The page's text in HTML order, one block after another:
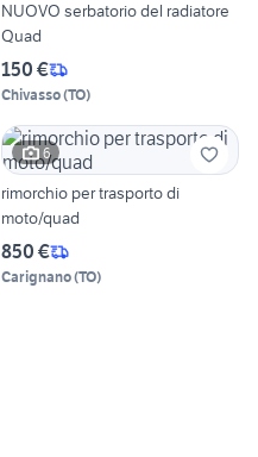
NUOVO serbatorio del radiatore
Quad
150 €
Chivasso(TO)
6
rimorchio per trasporto di
moto/quad
850 €
Carignano(TO)